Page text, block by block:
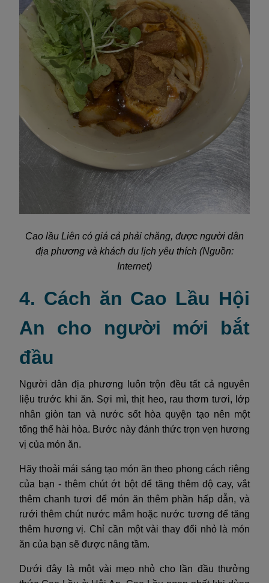
Cao lầu Liên có giá cả phải chăng, được người dân
địa phương và khách du lịch yêu thích (Nguồn:
Internet)
4. Cách ăn Cao Lầu Hội
An cho người mới bắt
đầu
Người dân địa phương luôn trộn đều tất cả nguyên
liệu trước khi ăn. Sợi mì, thịt heo, rau thơm tươi, lớp
nhân giòn tan và nước sốt hòa quyện tạo nên một
tổng thể hài hòa. Bước này đánh thức trọn vẹn hương
vị của món ăn.
Hãy thoải mái sáng tạo món ăn theo phong cách riêng
của bạn - thêm chút ớt bột để tăng thêm độ cay, vắt
thêm chanh tươi để món ăn thêm phần hấp dẫn, và
rưới thêm chút nước mắm hoặc nước tương để tăng
thêm hương vị. Chỉ cần một vài thay đổi nhỏ là món
ăn của bạn sẽ được nâng tầm.
Dưới đây là một vài mẹo nhỏ cho lần đầu thưởng